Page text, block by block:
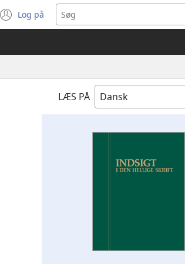
Log på
(åbner
nyt
LÆS PÅ